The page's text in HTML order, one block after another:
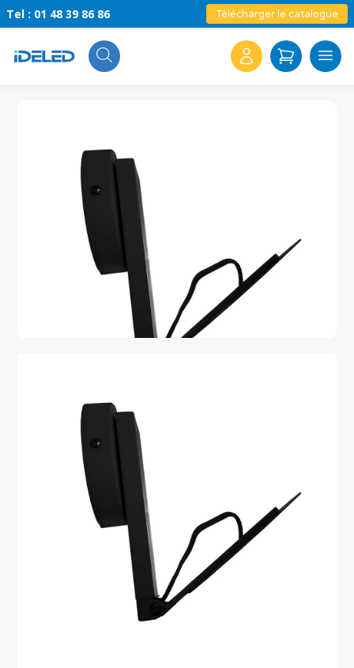
Tel : 01 48 39 86 86 Télécharger le catalogue
Search